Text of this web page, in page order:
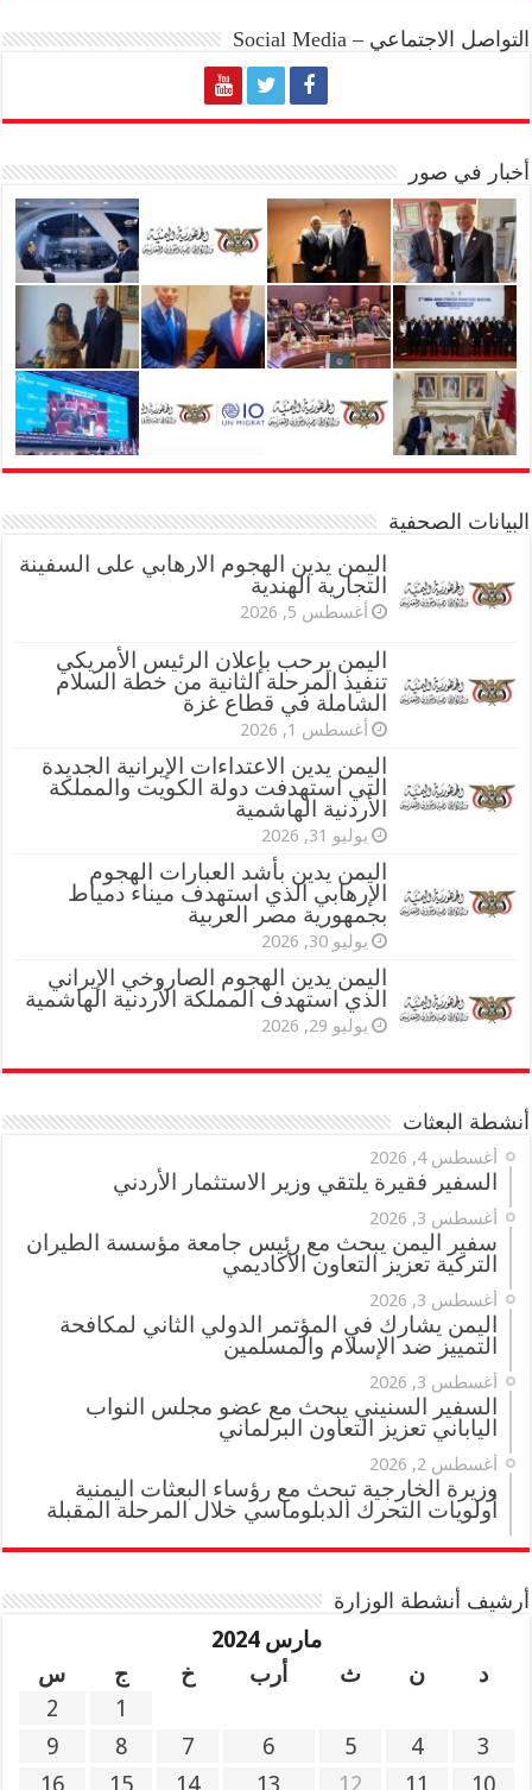
التواصل الاجتماعي – Social Media
أخبار في صور
البيانات الصحفية
اليمن يدين الهجوم الارهابي على السفينة
التجارية الهندية
أغسطس 5, 2026
اليمن يرحب بإعلان الرئيس الأمريكي
تنفيذ المرحلة الثانية من خطة السلام
الشاملة في قطاع غزة
أغسطس 1, 2026
اليمن يدين الاعتداءات الإيرانية الجديدة
التي استهدفت دولة الكويت والمملكة
الأردنية الهاشمية
يوليو 31, 2026
اليمن يدين بأشد العبارات الهجوم
الإرهابي الذي استهدف ميناء دمياط
بجمهورية مصر العربية
يوليو 30, 2026
اليمن يدين الهجوم الصاروخي الإيراني
الذي استهدف المملكة الأردنية الهاشمية
يوليو 29, 2026
أنشطة البعثات
أغسطس 4, 2026
السفير فقيرة يلتقي وزير الاستثمار الأردني
أغسطس 3, 2026
سفير اليمن يبحث مع رئيس جامعة مؤسسة الطيران
التركية تعزيز التعاون الأكاديمي
أغسطس 3, 2026
اليمن يشارك في المؤتمر الدولي الثاني لمكافحة
التمييز ضد الإسلام والمسلمين
أغسطس 3, 2026
السفير السنيني يبحث مع عضو مجلس النواب
الياباني تعزيز التعاون البرلماني
أغسطس 2, 2026
وزيرة الخارجية تبحث مع رؤساء البعثات اليمنية
أولويات التحرك الدبلوماسي خلال المرحلة المقبلة
أرشيف أنشطة الوزارة
مارس 2024
د
ن ث أرب خ ج
س
1
2
3
4
5
6
7
8
9
10
11
12
13
14
15
16